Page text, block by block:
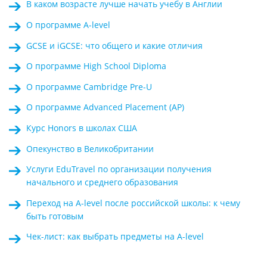
В каком возрасте лучше начать учебу в Англии
О программе A-level
GCSE и iGCSE: что общего и какие отличия
О программе High School Diploma
О программе Cambridge Pre-U
О программе Advanced Placement (AP)
Курс Honors в школах США
Опекунство в Великобритании
Услуги EduTravel по организации получения
начального и среднего образования
Переход на A-level после российской школы: к чему
быть готовым
Чек-лист: как выбрать предметы на A-level